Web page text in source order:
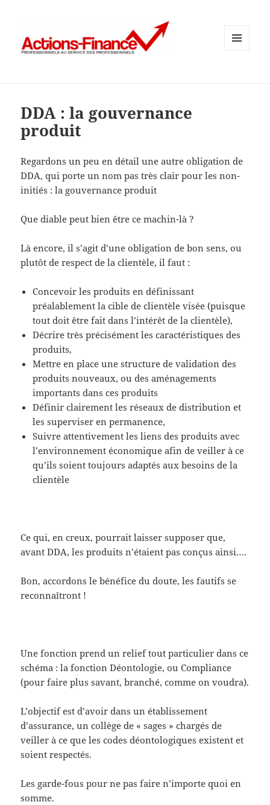
DDA : la gouvernance
produit
Regardons un peu en détail une autre obligation de
DDA, qui porte un nom pas très clair pour les non-
initiés : la gouvernance produit
Que diable peut bien être ce machin-là ?
Là encore, il s’agit d’une obligation de bon sens, ou
plutôt de respect de la clientèle, il faut :
Concevoir les produits en définissant
préalablement la cible de clientèle visée (puisque
tout doit être fait dans l’intérêt de la clientèle),
Décrire très précisément les caractéristiques des
produits,
Mettre en place une structure de validation des
produits nouveaux, ou des aménagements
importants dans ces produits
Définir clairement les réseaux de distribution et
les superviser en permanence,
Suivre attentivement les liens des produits avec
l’environnement économique afin de veiller à ce
qu’ils soient toujours adaptés aux besoins de la
clientèle
Ce qui, en creux, pourrait laisser supposer que,
avant DDA, les produits n’étaient pas conçus ainsi….
Bon, accordons le bénéfice du doute, les fautifs se
reconnaîtront !
Une fonction prend un relief tout particulier dans ce
schéma : la fonction Déontologie, ou Compliance
(pour faire plus savant, branché, comme on voudra).
L’objectif est d’avoir dans un établissement
d’assurance, un collège de « sages » chargés de
veiller à ce que les codes déontologiques existent et
soient respectés.
Les garde-fous pour ne pas faire n’importe quoi en
somme.